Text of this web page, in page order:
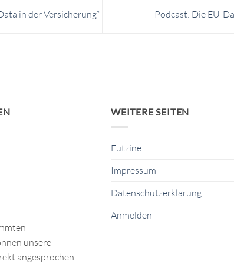
in der Versicherung“ Podcast: Die EU-
unsere
angesprochen
WEITERE SEITEN
Futzine
Impressum
Datenschutzerklärung
Anmelden